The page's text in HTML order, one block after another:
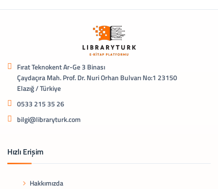
Fırat Teknokent Ar-Ge 3 Binası
Çaydaçıra Mah. Prof. Dr. Nuri Orhan Bulvarı No:1 23150
Elazığ / Türkiye
0533 215 35 26
bilgi@libraryturk.com
Hızlı Erişim
Hakkımızda